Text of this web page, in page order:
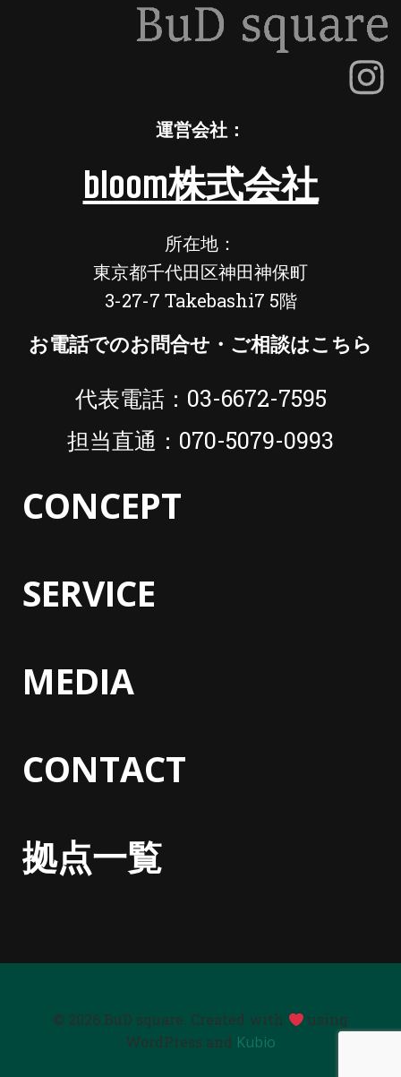
運営会社：
bloom株式会社
所在地：
東京都千代田区神田神保町
3-27-7 Takebashi7 5階
お電話でのお問合せ・ご相談はこちら
代表電話：03-6672-7595
担当直通：070-5079-0993
CONCEPT
SERVICE
MEDIA
CONTACT
拠点一覧
© 2026 BuD square. Created with
using
WordPress and Kubio